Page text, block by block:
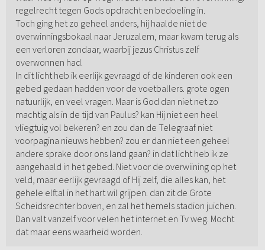
regelrecht tegen Gods opdracht en bedoeling in.
Toch ging het zo geheel anders, hij haalde niet de
overwinningsbokaal naar Jeruzalem, maar kwam terug als
een verloren zondaar, waarbij jezus Christus zelf
overwonnen had.
In dit licht heb ik eerlijk gevraagd of de kinderen ook een
gebed gedaan hadden voor de voetballers. grote ogen
natuurlijk, en veel vragen. Maar is God dan niet net zo
machtig als in de tijd van Paulus? kan Hij niet een heel
vliegtuig vol bekeren? en zou dan de Telegraaf niet
voorpagina nieuws hebben? zou er dan niet een geheel
andere sprake door ons land gaan? in dat licht heb ik ze
aangehaald in het gebed. Niet voor de overwiining op het
veld, maar eerlijk gevraagd of Hij zelf, die alles kan, het
gehele elftal in het hart wil grijpen. dan zit de Grote
Scheidsrechter boven, en zal het hemels stadion juichen.
Dan valt vanzelf voor velen het internet en Tv weg. Mocht
dat maar eens waarheid worden.